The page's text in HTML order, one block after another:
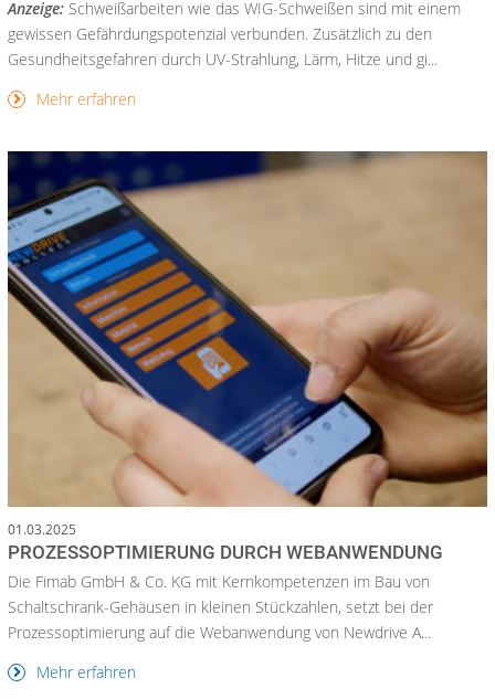
Anzeige: Schweißarbeiten wie das WIG-Schweißen sind mit einem
gewissen Gefährdungspotenzial verbunden. Zusätzlich zu den
Gesundheitsgefahren durch UV-Strahlung, Lärm, Hitze und gi...
Mehr erfahren
01.03.2025
PROZESSOPTIMIERUNG DURCH WEBANWENDUNG
Die Fimab GmbH & Co. KG mit Kernkompetenzen im Bau von
Schaltschrank-Gehäusen in kleinen Stückzahlen, setzt bei der
Prozessoptimierung auf die Webanwendung von Newdrive A...
Mehr erfahren